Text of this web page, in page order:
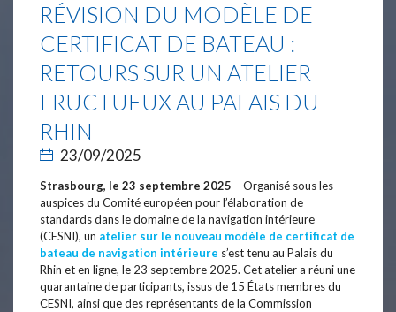
RÉVISION DU MODÈLE DE
CERTIFICAT DE BATEAU :
RETOURS SUR UN ATELIER
FRUCTUEUX AU PALAIS DU
RHIN
23/09/2025
Strasbourg, le 23 septembre 2025 – Organisé sous les
auspices du Comité européen pour l’élaboration de
standards dans le domaine de la navigation intérieure
(CESNI), un atelier sur le nouveau modèle de certificat de
bateau de navigation intérieure s’est tenu au Palais du
Rhin et en ligne, le 23 septembre 2025. Cet atelier a réuni une
quarantaine de participants, issus de 15 États membres du
CESNI, ainsi que des représentants de la Commission